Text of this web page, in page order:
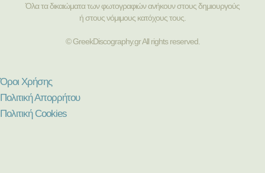
Όλα τα δικαιώματα των φωτογραφιών ανήκουν στους δημιουργούς
ή στους νόμιμους κατόχους τους.
© GreekDiscography.gr All rights reserved.
Όροι Χρήσης
Πολιτική Απορρήτου
Πολιτική Cookies